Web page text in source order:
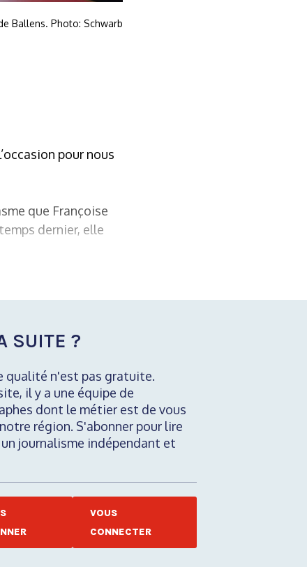
Ballens. Photo: Schwarb
pour nous
que Françoise
dernier, elle
SUITE ?
qualité n'est pas gratuite.
il y a une équipe de
dont le métier est de vous
région. S'abonner pour lire
journalisme indépendant et
VOUS
CONNECTER